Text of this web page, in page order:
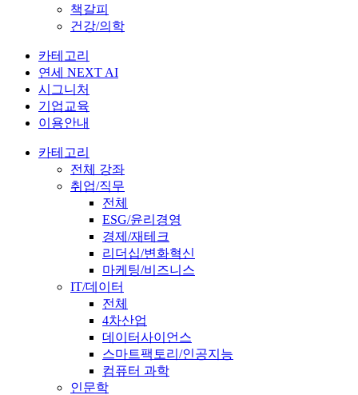
책갈피
건강/의학
카테고리
연세 NEXT AI
시그니처
기업교육
이용안내
카테고리
전체 강좌
취업/직무
전체
ESG/윤리경영
경제/재테크
리더십/변화혁신
마케팅/비즈니스
IT/데이터
전체
4차산업
데이터사이언스
스마트팩토리/인공지능
컴퓨터 과학
인문학